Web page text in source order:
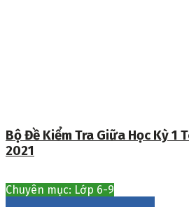
Bộ Đề Kiểm Tra Giữa Học Kỳ 1
2021
Chuyên mục: Lớp 6-9